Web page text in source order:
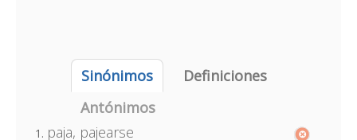
Sinónimos
Definiciones
Antónimos
paja, pajearse